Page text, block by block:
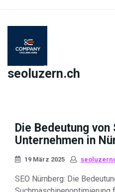
content
seoluzern.ch
Die Bedeutung von
Unternehmen in
19 März 2025
SEO Nürnberg: Die